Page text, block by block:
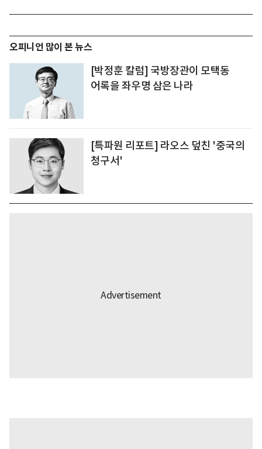
오피니언 많이 본 뉴스
[박정훈 칼럼] 국방장관이 모택동
어록을 좌우명 삼은 나라
[특파원 리포트] 라오스 덮친 '중국의
청구서'